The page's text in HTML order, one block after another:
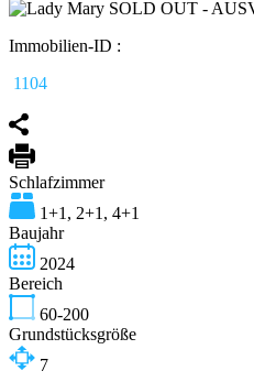
Immobilien-ID :
1104
Schlafzimmer
1+1, 2+1, 4+1
Baujahr
2024
Bereich
60-200
Grundstücksgröße
7